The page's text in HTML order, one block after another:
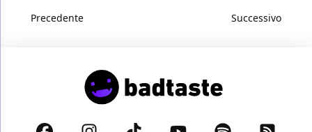
Precedente Successivo